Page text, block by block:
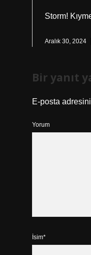
Storm!
Aralık 30, 2024
Bir yanıt
E-posta
Yorum
İsim*